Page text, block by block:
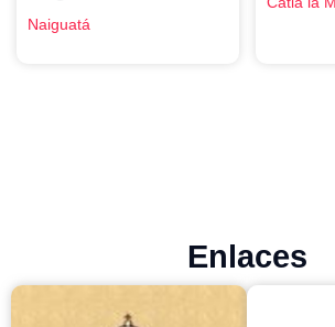
Naiguatá
Enlaces